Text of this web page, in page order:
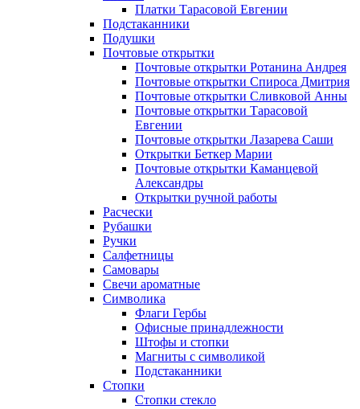
Платки Тарасовой Евгении
Подстаканники
Подушки
Почтовые открытки
Почтовые открытки Ротанина Андрея
Почтовые открытки Спироса Дмитрия
Почтовые открытки Сливковой Анны
Почтовые открытки Тарасовой
Евгении
Почтовые открытки Лазарева Саши
Открытки Беткер Марии
Почтовые открытки Каманцевой
Александры
Открытки ручной работы
Расчески
Рубашки
Ручки
Салфетницы
Самовары
Свечи ароматные
Символика
Флаги Гербы
Офисные принадлежности
Штофы и стопки
Магниты с символикой
Подстаканники
Стопки
Стопки стекло